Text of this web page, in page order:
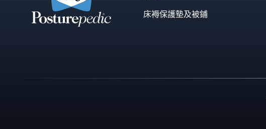
床褥保護墊及被鋪